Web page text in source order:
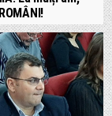
ROMÂNI!